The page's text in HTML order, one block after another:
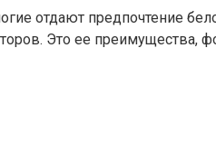
отдают предпочтение
Это ее преимущества,